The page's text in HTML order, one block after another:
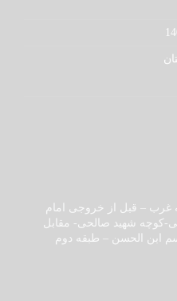
غرب – قبل از خروجی امام
شهید صالحی- مقابل
ابن الحسن – طبقه دوم